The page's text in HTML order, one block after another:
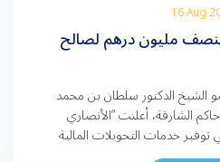
16 Aug
بنصف مليون درهم لصالح
الدكتور سلطان بن محمد
الشارقة، أعلنت “الأنصاري
خدمات التحويلات المالية
الإمارات، عن تبرعها بمبلغ نصف